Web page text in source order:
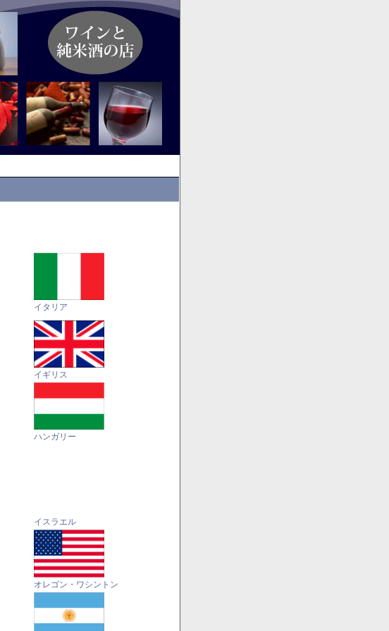
イタリア
イギリス
ハンガリー
イスラエル
オレゴン・ワシントン